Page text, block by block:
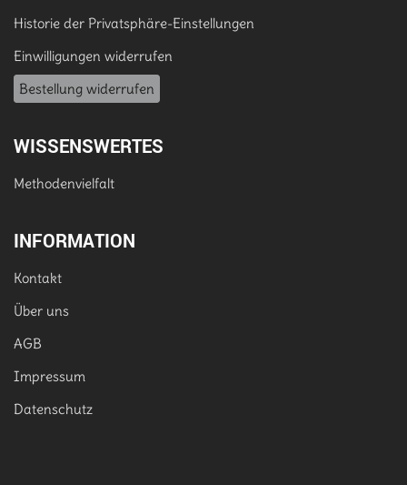
Historie der Privatsphäre-Einstellungen
Einwilligungen widerrufen
Bestellung widerrufen
WISSENSWERTES
Methodenvielfalt
INFORMATION
Kontakt
Über uns
AGB
Impressum
Datenschutz